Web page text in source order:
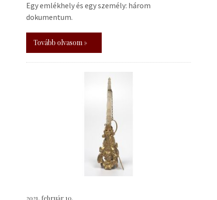
Egy emlékhely és egy személy: három
dokumentum.
Tovább olvasom »
2021. február 10.